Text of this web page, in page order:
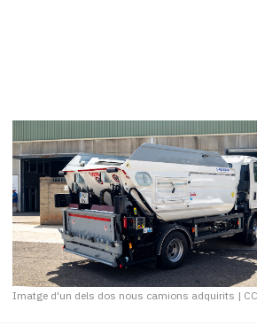
Imatge d'un dels dos nous camions adquirits |